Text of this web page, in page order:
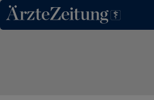
Direkt zum Inhaltsbereich